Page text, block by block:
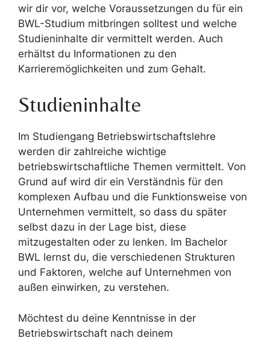
wir dir vor, welche Voraussetzungen du für ein
BWL-Studium mitbringen solltest und welche
Studieninhalte dir vermittelt werden. Auch
erhältst du Informationen zu den
Karrieremöglichkeiten und zum Gehalt.
Studieninhalte
Im Studiengang Betriebswirtschaftslehre
werden dir zahlreiche wichtige
betriebswirtschaftliche Themen vermittelt. Von
Grund auf wird dir ein Verständnis für den
komplexen Aufbau und die Funktionsweise von
Unternehmen vermittelt, so dass du später
selbst dazu in der Lage bist, diese
mitzugestalten oder zu lenken. Im Bachelor
BWL lernst du, die verschiedenen Strukturen
und Faktoren, welche auf Unternehmen von
außen einwirken, zu verstehen.
Möchtest du deine Kenntnisse in der
Betriebswirtschaft nach deinem